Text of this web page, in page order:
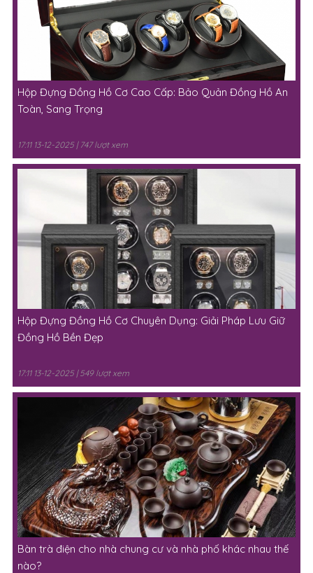
Hộp Đựng Đồng Hồ Cơ Cao Cấp: Bảo Quản Đồng Hồ An
Toàn, Sang Trọng
17:11 13-12-2025 | 747 lượt xem
Hộp Đựng Đồng Hồ Cơ Chuyên Dụng: Giải Pháp Lưu Giữ
Đồng Hồ Bền Đẹp
17:11 13-12-2025 | 549 lượt xem
Bàn trà điện cho nhà chung cư và nhà phố khác nhau thế
nào?